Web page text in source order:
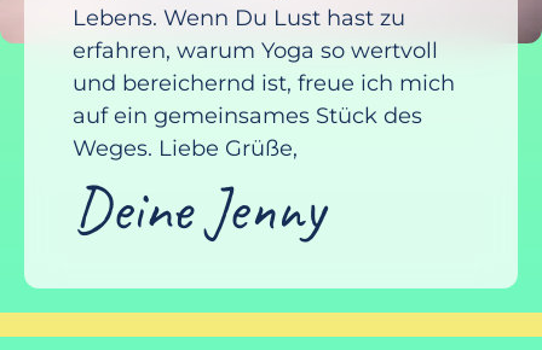
Lebens. Wenn Du Lust hast zu
erfahren, warum Yoga so wertvoll
und bereichernd ist, freue ich mich
auf ein gemeinsames Stück des
Weges. Liebe Grüße,
Deine Jenny